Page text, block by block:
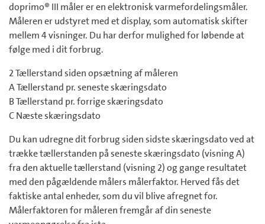
doprimo® III måler er en elektronisk varmefordelingsmåler.
Måleren er udstyret med et display, som automatisk skifter
mellem 4 visninger. Du har derfor mulighed for løbende at
følge med i dit forbrug.
2 Tællerstand siden opsætning af måleren
A Tællerstand pr. seneste skæringsdato
B Tællerstand pr. forrige skæringsdato
C Næste skæringsdato
Du kan udregne dit forbrug siden sidste skæringsdato ved at
trække tællerstanden på seneste skæringsdato (visning A)
fra den aktuelle tællerstand (visning 2) og gange resultatet
med den pågældende målers målerfaktor. Herved fås det
faktiske antal enheder, som du vil blive afregnet for.
Målerfaktoren for måleren fremgår af din seneste